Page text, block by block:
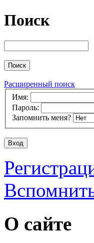
Поиск
Расширенный поиск
Имя:
Пароль:
Запомнить меня?
О сайте